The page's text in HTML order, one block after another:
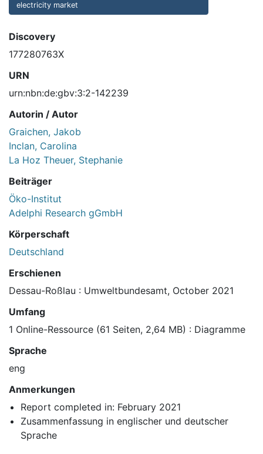
electricity market
Discovery
177280763X
URN
urn:nbn:de:gbv:3:2-142239
Autorin / Autor
Graichen, Jakob
Inclan, Carolina
La Hoz Theuer, Stephanie
Beiträger
Öko-Institut
Adelphi Research gGmbH
Körperschaft
Deutschland
Erschienen
Dessau-Roßlau : Umweltbundesamt, October 2021
Umfang
1 Online-Ressource (61 Seiten, 2,64 MB) : Diagramme
Sprache
eng
Anmerkungen
Report completed in: February 2021
Zusammenfassung in englischer und deutscher
Sprache